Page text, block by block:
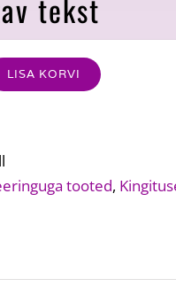
tekst
LISA KORVI
tooted,